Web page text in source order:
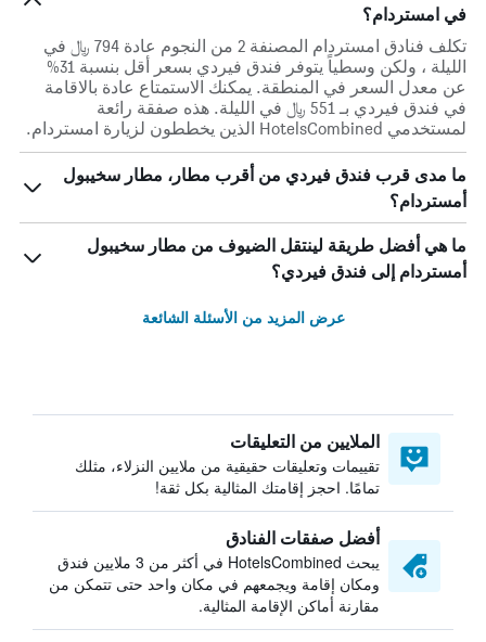
في امستردام؟
تكلف فنادق امستردام المصنفة 2 من النجوم عادة 794 ﷼ في
الليلة ، ولكن وسطياً يتوفر فندق فيردي بسعر أقل بنسبة 31%
عن معدل السعر في المنطقة. يمكنك الاستمتاع عادة بالاقامة
في فندق فيردي بـ 551 ﷼ في الليلة. هذه صفقة رائعة
لمستخدمي HotelsCombined الذين يخططون لزيارة امستردام.
ما مدى قرب فندق فيردي من أقرب مطار، مطار سخيبول
أمستردام؟
ما هي أفضل طريقة لينتقل الضيوف من مطار سخيبول
أمستردام إلى فندق فيردي؟
عرض المزيد من الأسئلة الشائعة
الملايين من التعليقات
تقييمات وتعليقات حقيقية من ملايين النزلاء، مثلك
تمامًا. احجز إقامتك المثالية بكل ثقة!
أفضل صفقات الفنادق
يبحث HotelsCombined في أكثر من 3 ملايين فندق
ومكان إقامة ويجمعهم في مكان واحد حتى تتمكن من
مقارنة أماكن الإقامة المثالية.